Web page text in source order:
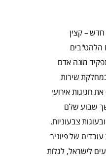
– קצין
הלהט"בים
מונה אדם
במחלקת שירות
חגיגות אירועי
שבוע שלם
צבעוניות.
של פיוניר
לישראל, לגלות